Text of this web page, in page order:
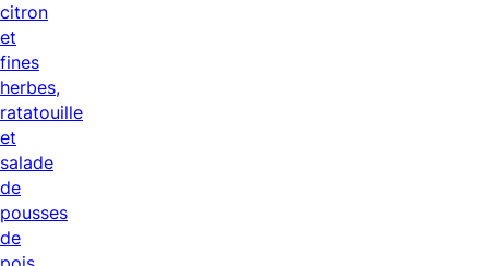
citron
et
fines
herbes,
ratatouille
et
salade
de
pousses
de